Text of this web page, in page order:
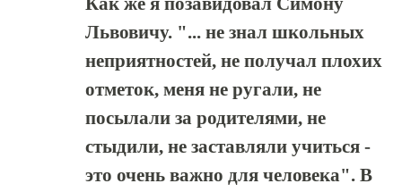
Львовичу. "... не знал школьных
неприятностей, не получал плохих
отметок, меня не ругали, не
посылали за родителями, не
стыдили, не заставляли учиться -
это очень важно для человека". В